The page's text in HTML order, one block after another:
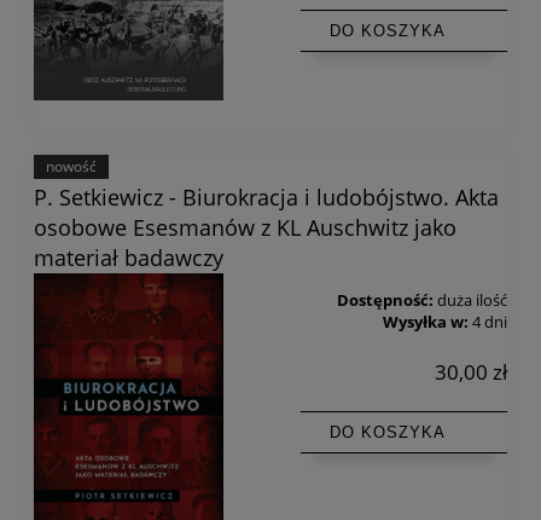
DO KOSZYKA
P. Setkiewicz - Biurokracja i ludobójstwo. Akta
osobowe Esesmanów z KL Auschwitz jako
materiał badawczy
Dostępność: duża ilość
Wysyłka w: 4 dni
30,00 zł
DO KOSZYKA
nowość